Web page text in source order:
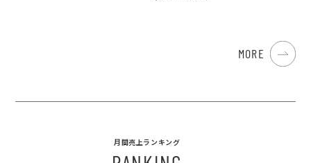
MORE
月間売上ランキング